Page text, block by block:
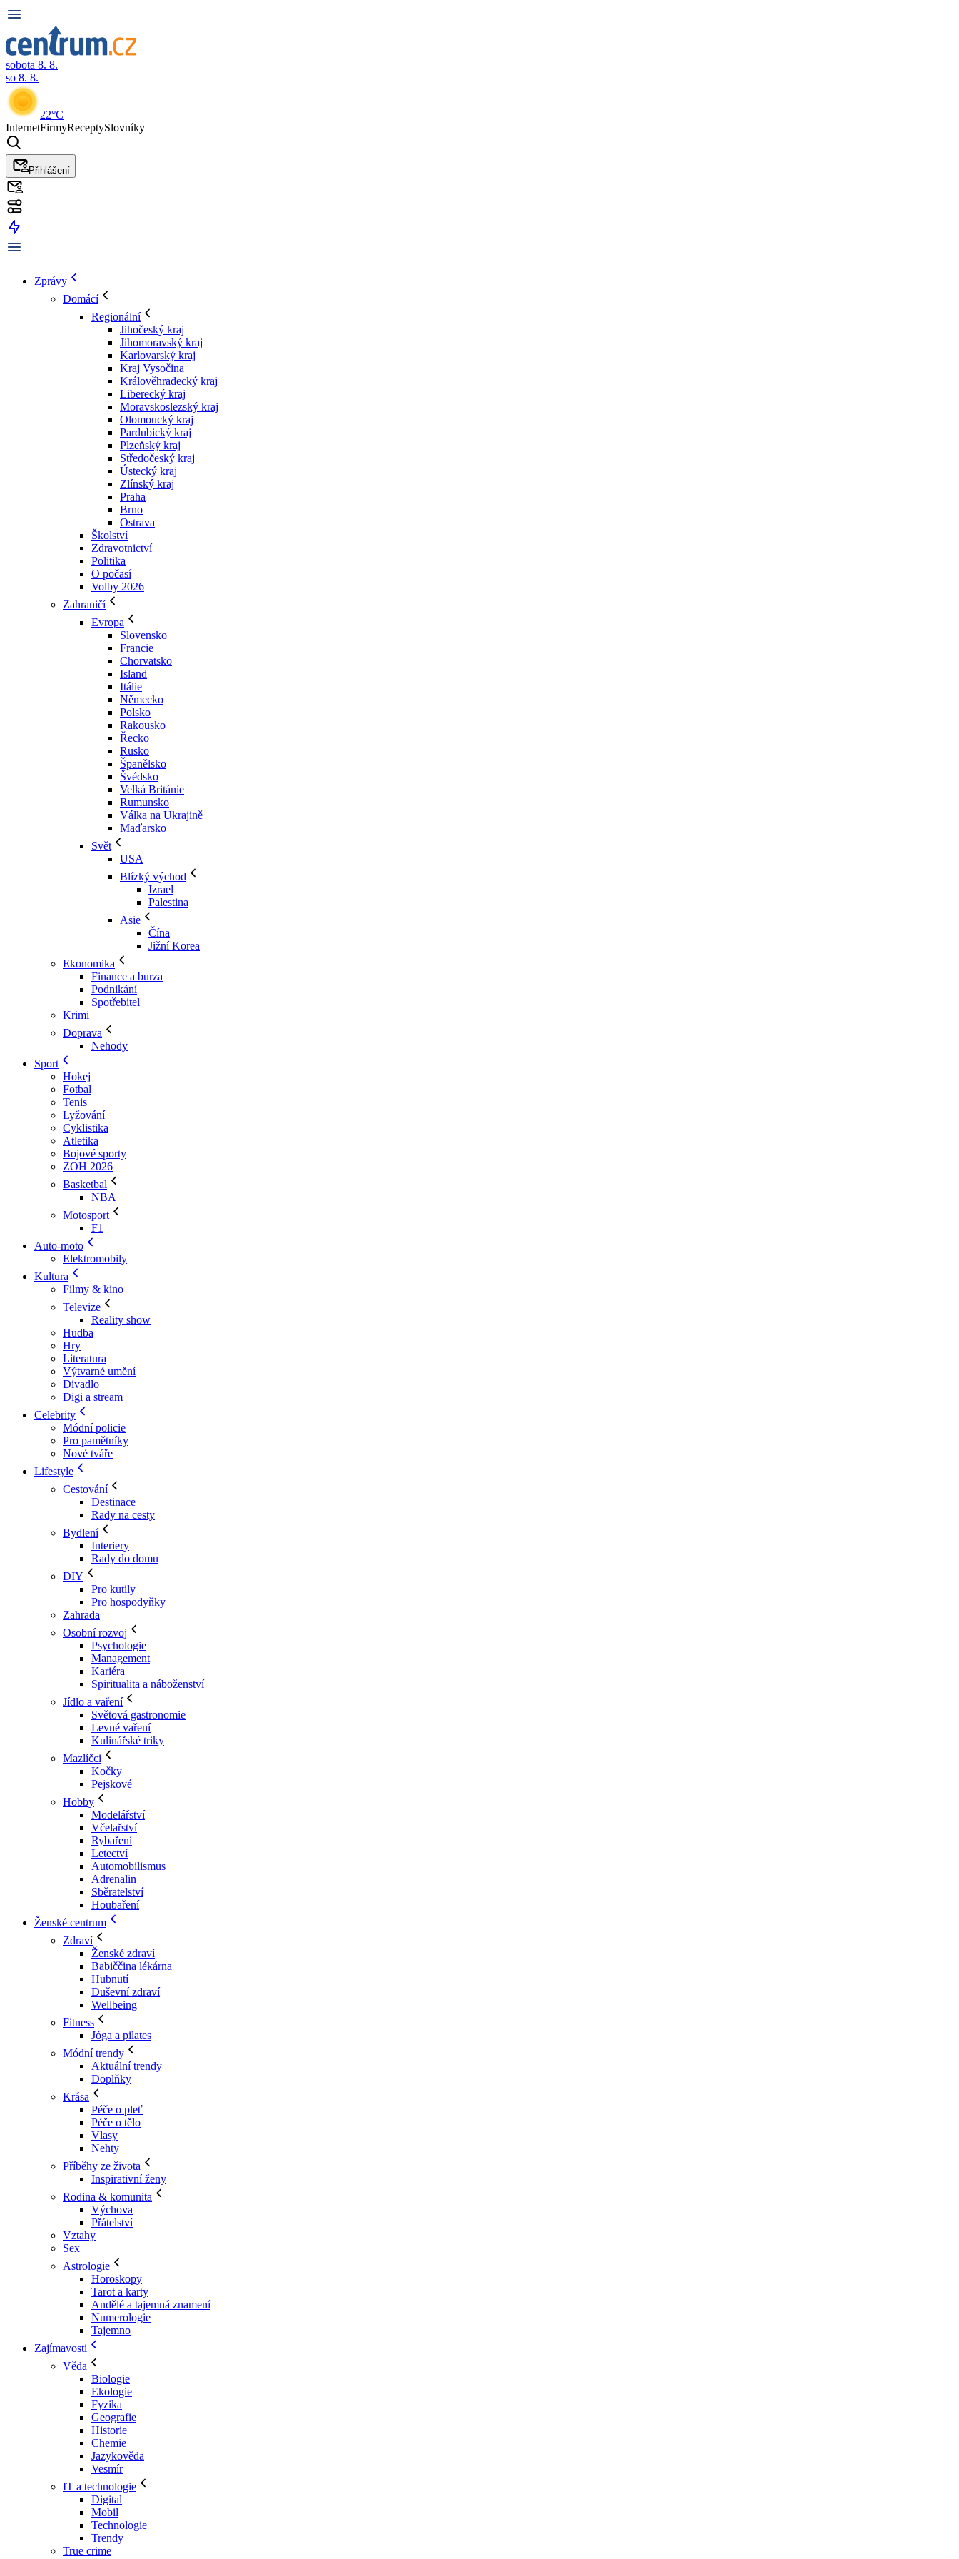
sobota 8. 8.
so 8. 8.
22°C
InternetFirmyReceptySlovníky
Přihlášení
Zprávy
Domácí
Regionální
Jihočeský kraj
Jihomoravský kraj
Karlovarský kraj
Kraj Vysočina
Králověhradecký kraj
Liberecký kraj
Moravskoslezský kraj
Olomoucký kraj
Pardubický kraj
Plzeňský kraj
Středočeský kraj
Ústecký kraj
Zlínský kraj
Praha
Brno
Ostrava
Školství
Zdravotnictví
Politika
O počasí
Volby 2026
Zahraničí
Evropa
Slovensko
Francie
Chorvatsko
Island
Itálie
Německo
Polsko
Rakousko
Řecko
Rusko
Španělsko
Švédsko
Velká Británie
Rumunsko
Válka na Ukrajině
Maďarsko
Svět
USA
Blízký východ
Izrael
Palestina
Asie
Čína
Jižní Korea
Ekonomika
Finance a burza
Podnikání
Spotřebitel
Krimi
Doprava
Nehody
Sport
Hokej
Fotbal
Tenis
Lyžování
Cyklistika
Atletika
Bojové sporty
ZOH 2026
Basketbal
NBA
Motosport
F1
Auto-moto
Elektromobily
Kultura
Filmy & kino
Televize
Reality show
Hudba
Hry
Literatura
Výtvarné umění
Divadlo
Digi a stream
Celebrity
Módní policie
Pro pamětníky
Nové tváře
Lifestyle
Cestování
Destinace
Rady na cesty
Bydlení
Interiery
Rady do domu
DIY
Pro kutily
Pro hospodyňky
Zahrada
Osobní rozvoj
Psychologie
Management
Kariéra
Spiritualita a náboženství
Jídlo a vaření
Světová gastronomie
Levné vaření
Kulinářské triky
Mazlíčci
Kočky
Pejskové
Hobby
Modelářství
Včelařství
Rybaření
Letectví
Automobilismus
Adrenalin
Sběratelství
Houbaření
Ženské centrum
Zdraví
Ženské zdraví
Babiččina lékárna
Hubnutí
Duševní zdraví
Wellbeing
Fitness
Jóga a pilates
Módní trendy
Aktuální trendy
Doplňky
Krása
Péče o pleť
Péče o tělo
Vlasy
Nehty
Příběhy ze života
Inspirativní ženy
Rodina & komunita
Výchova
Přátelství
Vztahy
Sex
Astrologie
Horoskopy
Tarot a karty
Andělé a tajemná znamení
Numerologie
Tajemno
Zajímavosti
Věda
Biologie
Ekologie
Fyzika
Geografie
Historie
Chemie
Jazykověda
Vesmír
IT a technologie
Digital
Mobil
Technologie
Trendy
True crime